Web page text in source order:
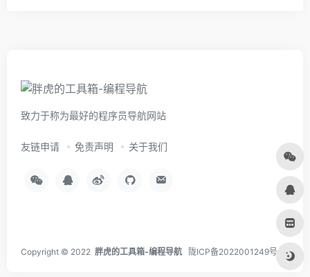
致力于称为最好的程序员导航网站
友链申请 免责声明 关于我们
Copyright © 2022 胖虎的工具箱-编程导航 陇ICP备2022001249号